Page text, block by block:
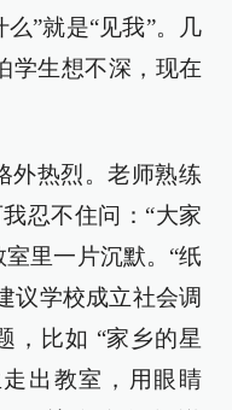
”就是“见我”。几
学生想不深，现在
外热烈。老师熟练
忍不住问：“大家
里一片沉默。“纸
议学校成立社会调
，比如 “家乡的星
出教室，用眼睛